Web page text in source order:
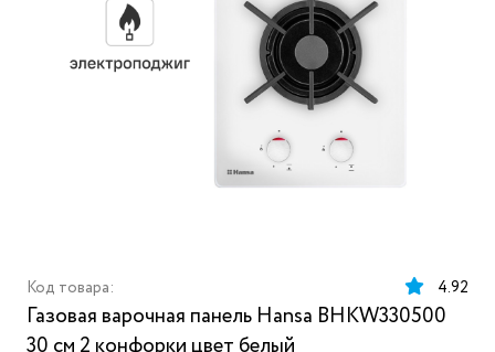
Код товара: 4.92
Газовая варочная панель Hansa BHKW330500
30 см 2 конфорки цвет белый